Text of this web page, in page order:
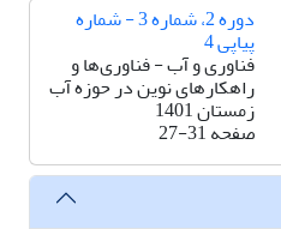
دوره 2، شماره 3 - شماره
پیاپی 4
فناوری و آب - فناوری‌ها و
راهکارهای نوین در حوزه آب
زمستان 1401
صفحه27-31